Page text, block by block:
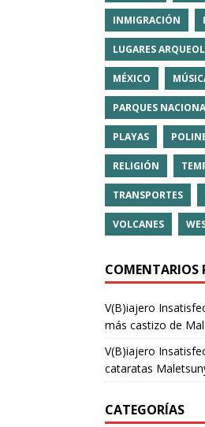
INMIGRACIÓN
LUGARES
MÉXICO
PARQUES
PLAYAS
RELIGIÓN
TRANSPORTES
VOLCANES
COMENTARIOS
V(B)iajero
más castizo de
V(B)iajero
cataratas
CATEGORÍAS